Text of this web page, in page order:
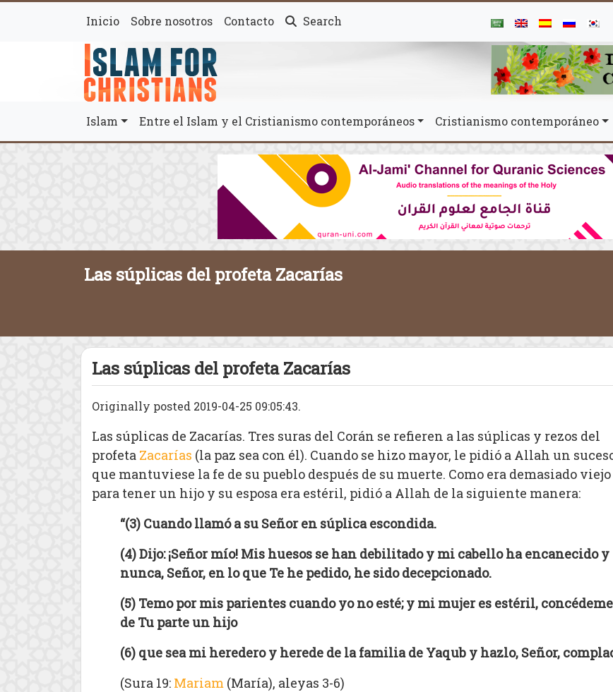
Inicio Sobre nosotros Contacto Search
Islam Entre el Islam y el Cristianismo contemporáneos Cristianismo contemporáneo
Las súplicas del profeta Zacarías
Las súplicas del profeta Zacarías
Originally posted 2019-04-25 09:05:43.
Las súplicas de Zacarías. Tres suras del Corán se refieren a las súplicas y rezos del
profeta Zacarías (la paz sea con él). Cuando se hizo mayor, le pidió a Allah un
que mantuviese la fe de su pueblo después de su muerte. Como era demasiado viejo
para tener un hijo y su esposa era estéril, pidió a Allah de la siguiente manera:
“(3) Cuando llamó a su Señor en súplica escondida.
(4) Dijo: ¡Señor mío! Mis huesos se han debilitado y mi cabello ha encanecido y
nunca, Señor, en lo que Te he pedido, he sido decepcionado.
(5) Temo por mis parientes cuando yo no esté; y mi mujer es estéril, concédeme
de Tu parte un hijo
(6) que sea mi heredero y herede de la familia de Yaqub y hazlo, Señor,
(Sura 19: Mariam (María), aleyas 3-6)